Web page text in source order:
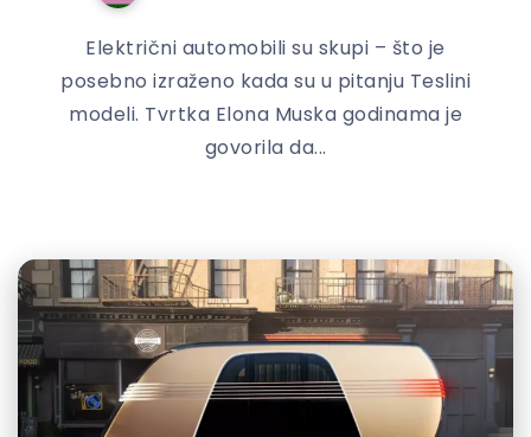
Električni automobili su skupi – što je
posebno izraženo kada su u pitanju Teslini
modeli. Tvrtka Elona Muska godinama je
govorila da...